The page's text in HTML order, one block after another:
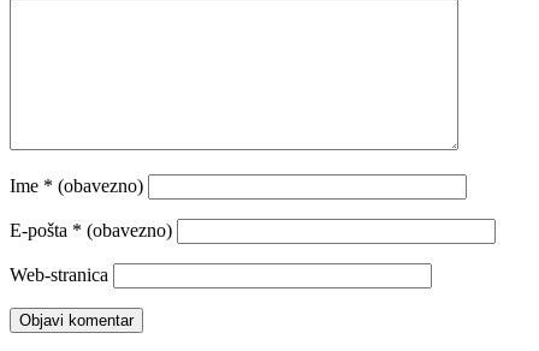
Ime * (obavezno)
E-pošta * (obavezno)
Web-stranica